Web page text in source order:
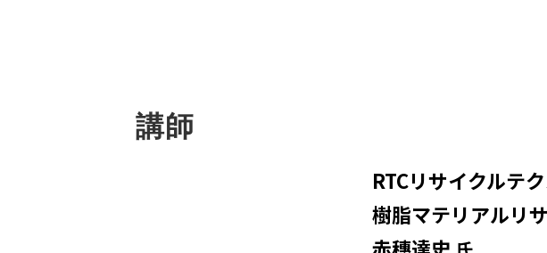
講師
RTCリサイクルテ
樹脂マテリアルリ